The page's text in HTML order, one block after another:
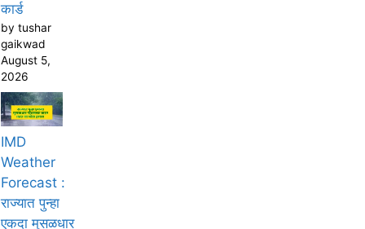
कार्ड
by tushar
gaikwad
August 5,
2026
IMD
Weather
Forecast :
राज्यात पुन्हा
एकदा मुसळधार